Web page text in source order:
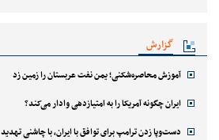
گزارش
آموزش محاصره‌شکنی؛ یمن نفت عربستان را زمین زد
ایران چگونه آمریکا را به امتیازدهی وادار می‌کند؟
دست‌وپا زدن ترامپ برای توافق با ایران، با چاشنی تهدید